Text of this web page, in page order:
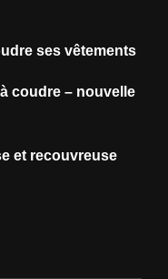
ses vêtements
coudre – nouvelle
et recouvreuse